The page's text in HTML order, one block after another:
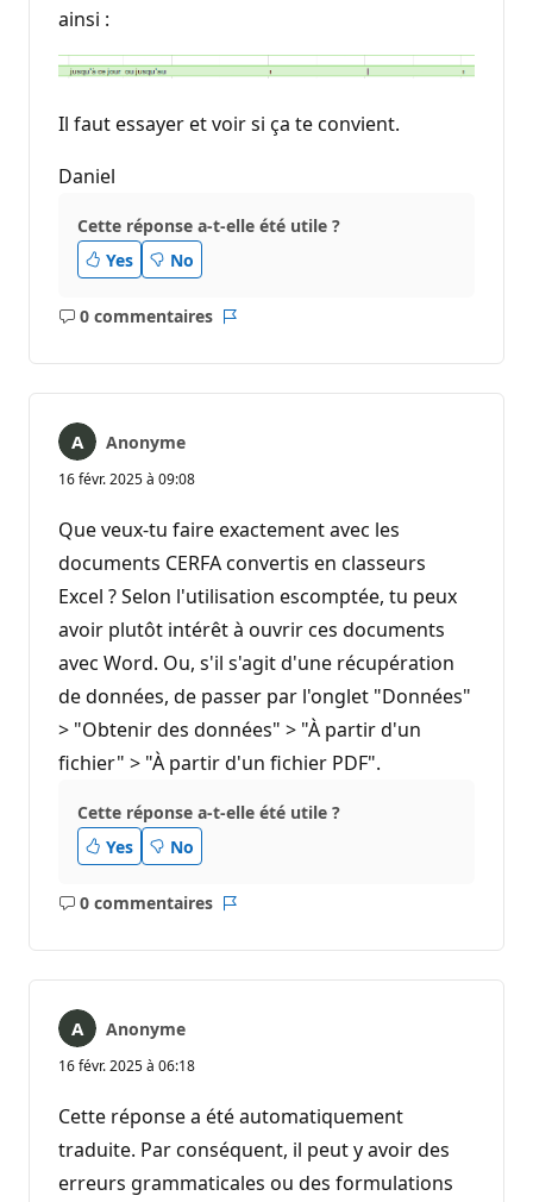
ainsi :
Il faut essayer et voir si ça te convient.
Daniel
Cette réponse a-t-elle été utile ?
Yes
No
0 commentaires
Aucun
Anonyme
16 févr. 2025 à 09:08
Que veux-tu faire exactement avec les
documents CERFA convertis en classeurs
Excel ? Selon l'utilisation escomptée, tu peux
avoir plutôt intérêt à ouvrir ces documents
avec Word. Ou, s'il s'agit d'une récupération
de données, de passer par l'onglet "Données"
> "Obtenir des données" > "À partir d'un
fichier" > "À partir d'un fichier PDF".
Cette réponse a-t-elle été utile ?
Yes
No
0 commentaires
Aucun
Anonyme
16 févr. 2025 à 06:18
Cette réponse a été automatiquement
traduite. Par conséquent, il peut y avoir des
erreurs grammaticales ou des formulations